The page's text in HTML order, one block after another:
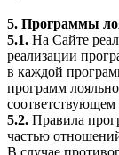
5. Программы
5.1. На Сайте
реализации
в каждой
программ
соответствующем
5.2. Правила
частью
В случае